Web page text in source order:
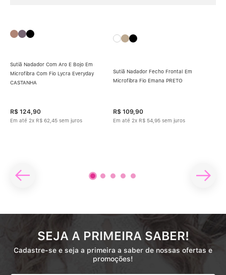
Sutiã Nadador Com Aro E Bojo Em
Microfibra Com Fio Lycra Everyday
CASTANHA
R$ 124,90
Em até 2x R$ 62 45 sem juros
Sutiã Nadador Fecho Frontal Em
Microfibra Fio Emana PRETO
R$ 109,90
Em até 2x R$ 54 95 sem juros
SEJA A PRIMEIRA SABER!
Cadastre-se e seja a primeira a saber de nossas ofertas e
promoções!